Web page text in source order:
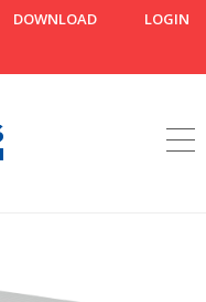
DOWNLOAD LOGIN